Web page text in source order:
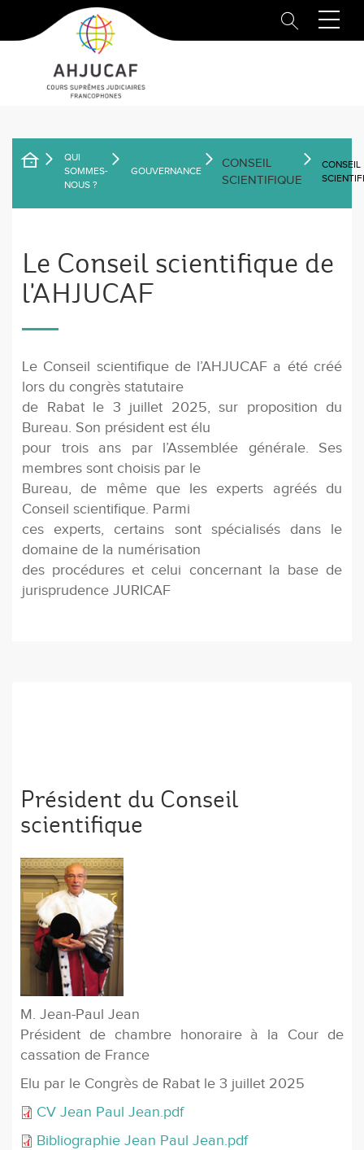
principal
D'ARIANE
QUI
SOMMES-
NOUS ?
GOUVERNANCE
CONSEIL
SCIENTIFIQUE
CONSEIL
Le Conseil scientifique de
l'AHJUCAF
Le Conseil scientifique de l’AHJUCAF a été créé
lors du congrès statutaire
de Rabat le 3 juillet 2025, sur proposition du
Bureau. Son président est élu
pour trois ans par l’Assemblée générale. Ses
membres sont choisis par le
Bureau, de même que les experts agréés du
Conseil scientifique. Parmi
ces experts, certains sont spécialisés dans le
domaine de la numérisation
des procédures et celui concernant la base de
jurisprudence JURICAF
Président du Conseil
scientifique
M. Jean-Paul Jean
Président de chambre honoraire à la Cour de
cassation de France
Elu par le Congrès de Rabat le 3 juillet 2025
CV Jean Paul Jean.pdf
Bibliographie Jean Paul Jean.pdf